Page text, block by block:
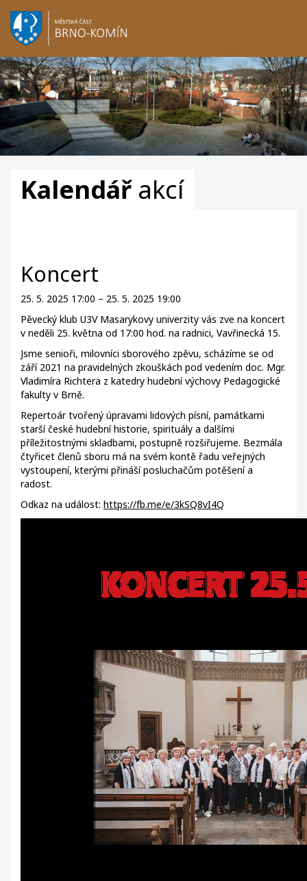
Kalendářakcí
Koncert
25. 5. 2025 17:00 – 25. 5. 2025 19:00
Pěvecký klub U3V Masarykovy univerzity vás zve na koncert
v neděli 25. května od 17:00 hod. na radnici, Vavřinecká 15.
Jsme senioři, milovníci sborového zpěvu, scházíme se od
září 2021 na pravidelných zkouškách pod vedením doc. Mgr.
Vladimíra Richtera z katedry hudební výchovy Pedagogické
fakulty v Brně.
Repertoár tvořený úpravami lidových písní, památkami
starší české hudební historie, spirituály a dalšími
příležitostnými skladbami, postupně rozšiřujeme. Bezmála
čtyřicet členů sboru má na svém kontě řadu veřejných
vystoupení, kterými přináší posluchačům potěšení a
radost.
Odkaz na událost: https://fb.me/e/3kSQ8vI4Q